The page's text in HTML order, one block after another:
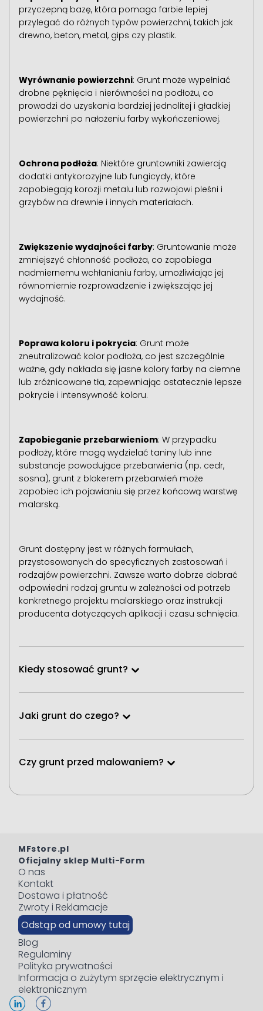
przyczepną bazę, która pomaga farbie lepiej
przylegać do różnych typów powierzchni, takich jak
drewno, beton, metal, gips czy plastik.
Wyrównanie powierzchni: Grunt może wypełniać
drobne pęknięcia i nierówności na podłożu, co
prowadzi do uzyskania bardziej jednolitej i gładkiej
powierzchni po nałożeniu farby wykończeniowej.
Ochrona podłoża: Niektóre gruntowniki zawierają
dodatki antykorozyjne lub fungicydy, które
zapobiegają korozji metalu lub rozwojowi pleśni i
grzybów na drewnie i innych materiałach.
Zwiększenie wydajności farby: Gruntowanie może
zmniejszyć chłonność podłoża, co zapobiega
nadmiernemu wchłanianiu farby, umożliwiając jej
równomiernie rozprowadzenie i zwiększając jej
wydajność.
Poprawa koloru i pokrycia: Grunt może
zneutralizować kolor podłoża, co jest szczególnie
ważne, gdy nakłada się jasne kolory farby na ciemne
lub zróżnicowane tła, zapewniając ostatecznie lepsze
pokrycie i intensywność koloru.
Zapobieganie przebarwieniom: W przypadku
podłoży, które mogą wydzielać taniny lub inne
substancje powodujące przebarwienia (np. cedr,
sosna), grunt z blokerem przebarwień może
zapobiec ich pojawianiu się przez końcową warstwę
malarską.
Grunt dostępny jest w różnych formułach,
przystosowanych do specyficznych zastosowań i
rodzajów powierzchni. Zawsze warto dobrze dobrać
odpowiedni rodzaj gruntu w zależności od potrzeb
konkretnego projektu malarskiego oraz instrukcji
producenta dotyczących aplikacji i czasu schnięcia.
Kiedy stosować grunt?
Jaki grunt do czego?
Czy grunt przed malowaniem?
MFstore.pl
Oficjalny sklep Multi-Form
O nas
Kontakt
Dostawa i płatność
Zwroty i Reklamacje
Odstąp od umowy tutaj
Blog
Regulaminy
Polityka prywatności
Informacja o zużytym sprzęcie elektrycznym i
elektronicznym